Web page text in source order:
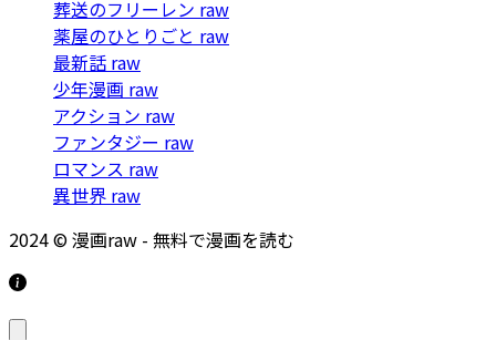
葬送のフリーレン raw
薬屋のひとりごと raw
最新話 raw
少年漫画 raw
アクション raw
ファンタジー raw
ロマンス raw
異世界 raw
2024 © 漫画raw - 無料で漫画を読む